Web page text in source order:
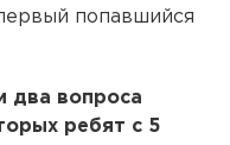
попавшийся
два вопроса
ребят с 5